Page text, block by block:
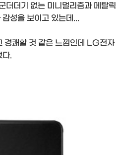
더더기 없는 미니멀리즘과 메탈릭
성을 보이고 있는데...
경쾌할 것 같은 느낌인데 LG전자
다.